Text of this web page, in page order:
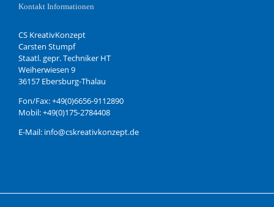
Kontakt Informationen
CS KreativKonzept
Carsten Stumpf
Staatl. gepr. Techniker HT
Weiherwiesen 9
36157 Ebersburg-Thalau
Fon/Fax: +49(0)6656-9112890
Mobil: +49(0)175-2784408
E-Mail: info@cskreativkonzept.de